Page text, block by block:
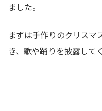
ました。
まずは手作りのクリスマ
き、歌や踊りを披露して